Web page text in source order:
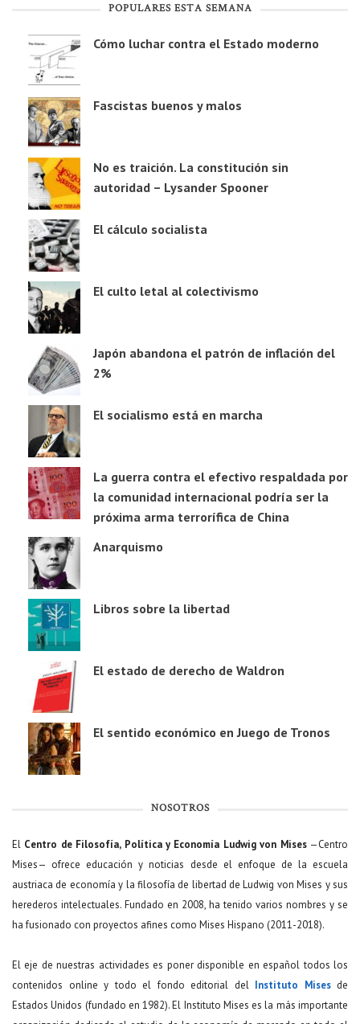
POPULARES ESTA SEMANA
Cómo luchar contra el Estado moderno
Fascistas buenos y malos
No es traición. La constitución sin
autoridad – Lysander Spooner
El cálculo socialista
El culto letal al colectivismo
Japón abandona el patrón de inflación del
2%
El socialismo está en marcha
La guerra contra el efectivo respaldada por
la comunidad internacional podría ser la
próxima arma terrorífica de China
Anarquismo
Libros sobre la libertad
El estado de derecho de Waldron
El sentido económico en Juego de Tronos
NOSOTROS
El Centro de Filosofía, Política y Economía Ludwig von Mises—Centro
Mises— ofrece educación y noticias desde el enfoque de la escuela
austriaca de economía y la filosofía de libertad de Ludwig von Mises y sus
herederos intelectuales. Fundado en 2008, ha tenido varios nombres y se
ha fusionado con proyectos afines como Mises Hispano (2011-2018).
El eje de nuestras actividades es poner disponible en español todos los
contenidos online y todo el fondo editorial del Instituto Misesde
Estados Unidos (fundado en 1982). El Instituto Mises es la más importante